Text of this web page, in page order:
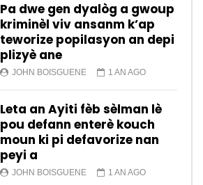
Pa dwe gen dyalòg a gwoup
kriminèl viv ansanm k’ap
teworize popilasyon an depi
plizyè ane
JOHN BOISGUENE 1 AN AGO
Leta an Ayiti fèb sèlman lè
pou defann enterè kouch
moun ki pi defavorize nan
peyi a
JOHN BOISGUENE 1 AN AGO